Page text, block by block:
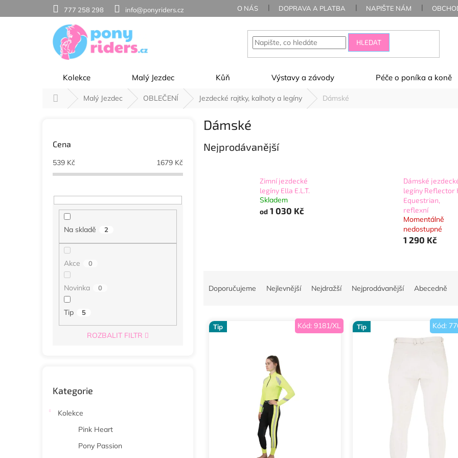
777 258 298 info@ponyriders.cz O NÁS DOPRAVA A PLATBA NAPIŠTE NÁM
HLEDAT
Kolekce Malý Jezdec Kůň Výstavy a závody Péče o poníka a koně
Domů Malý Jezdec OBLEČENÍ Jezdecké rajtky, kalhoty a legíny Dámské
Cena
539 Kč 1679 Kč
Na skladě 2
Akce 0
Novinka 0
Tip 5
ROZBALIT FILTR
kategorie
Kategorie
Kolekce
Pink Heart
Pony Passion
Dámské
Nejprodávanější
Zimní jezdecké
legíny Ella E.L.T.
Skladem
od 1 030 Kč
Dámské
legíny Reflector
Equestrian,
reflexní
Momentálně
nedostupné
1 290 Kč
Doporučujeme Nejlevnější Nejdražší Nejprodávanější Abecedně
Tip Kód: 9181/XL Tip Kód: